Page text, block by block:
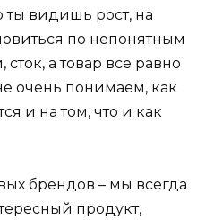
видишь рост, на
по непонятным
а товар все равно
очень понимаем, как
и на том, что и как
брендов – мы всегда
продукт,